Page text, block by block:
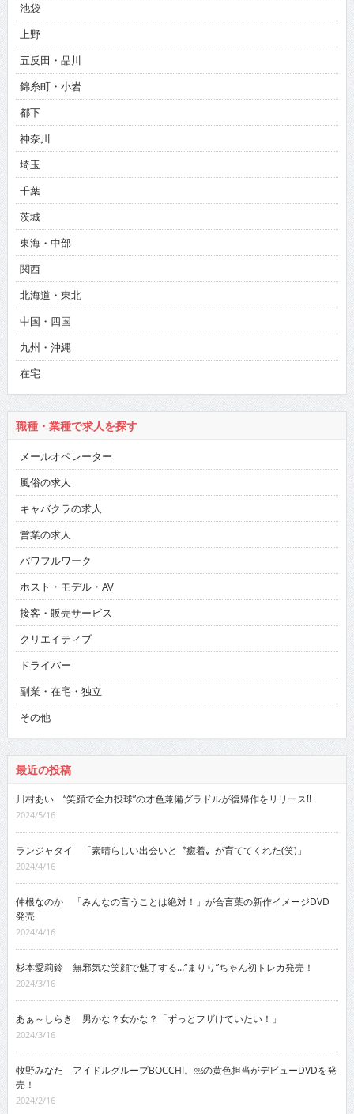
池袋
上野
五反田・品川
錦糸町・小岩
都下
神奈川
埼玉
千葉
茨城
東海・中部
関西
北海道・東北
中国・四国
九州・沖縄
在宅
職種・業種で求人を探す
メールオペレーター
風俗の求人
キャバクラの求人
営業の求人
パワフルワーク
ホスト・モデル・AV
接客・販売サービス
クリエイティブ
ドライバー
副業・在宅・独立
その他
最近の投稿
川村あい “笑顔で全力投球”の才色兼備グラドルが復帰作をリリース!!
2024/5/16
ランジャタイ 「素晴らしい出会いと〝癒着〟が育ててくれた(笑)」
2024/4/16
仲根なのか 「みんなの言うことは絶対！」が合言葉の新作イメージDVD
発売
2024/4/16
杉本愛莉鈴 無邪気な笑顔で魅了する…“まりり”ちゃん初トレカ発売！
2024/3/16
あぁ～しらき 男かな？女かな？「ずっとフザけていたい！」
2024/3/16
牧野みなた アイドルグループBOCCHI。￼の黄色担当がデビューDVDを発
売！
2024/2/16